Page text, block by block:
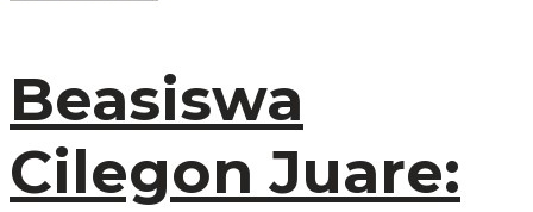
Beasiswa
Cilegon Juare: